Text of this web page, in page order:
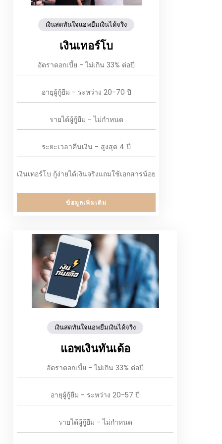
เงินสดทันใจแอพยืมเงินได้จริง
เงินเทอร์โบ
อัตราดอกเบี้ย - ไม่เกิน 33% ต่อปี
อายุผู้กู้ยืม - ระหว่าง 20-70 ปี
รายได้ผู้กู้ยืม - ไม่กำหนด
ระยะเวลาคืนเงิน - สูงสุด 4 ปี
เงินเทอร์โบ กู้ง่ายได้เงินจริงแถมใช้เอกสารน้อย
ข้อมูลเพิ่มเติม
เงินสดทันใจแอพยืมเงินได้จริง
แอพเงินทันเด้อ
อัตราดอกเบี้ย - ไม่เกิน 33% ต่อปี
อายุผู้กู้ยืม - ระหว่าง 20-57 ปี
รายได้ผู้กู้ยืม - ไม่กำหนด